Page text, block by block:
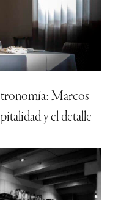
Marcos
y el detalle